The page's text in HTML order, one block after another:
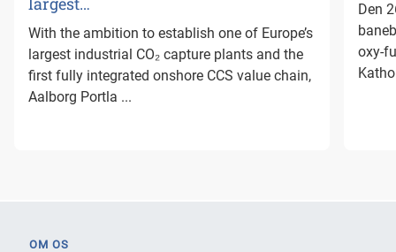
With the ambition to establish one of Europe’s
largest industrial CO₂ capture plants and the
first fully integrated onshore CCS value chain,
Aalborg Portla ...
Den
oxy-
OM OS